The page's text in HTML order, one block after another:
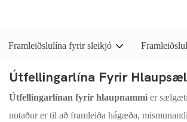
Framleiðslulína fyrir sleikjó
Útfellingarlína Fyrir
Útfellingarlínan fyrir hlaupnammi er
notaður er til að framleiða hágæða,